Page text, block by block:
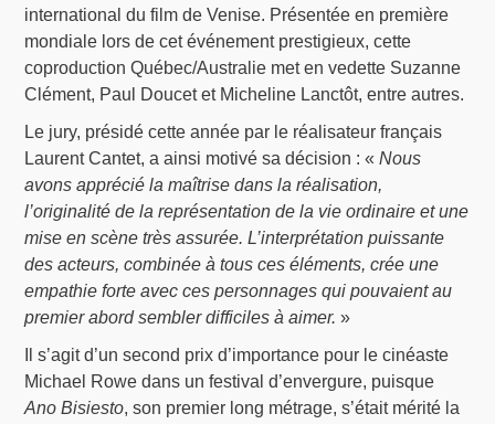
international du film de Venise. Présentée en première
mondiale lors de cet événement prestigieux, cette
coproduction Québec/Australie met en vedette Suzanne
Clément, Paul Doucet et Micheline Lanctôt, entre autres.
Le jury, présidé cette année par le réalisateur français
Laurent Cantet, a ainsi motivé sa décision : «Nous
avons apprécié la maîtrise dans la réalisation,
l’originalité de la représentation de la vie ordinaire et une
mise en scène très assurée. L’interprétation puissante
des acteurs, combinée à tous ces éléments, crée une
empathie forte avec ces personnages qui pouvaient au
premier abord sembler difficiles à aimer. »
Il s’agit d’un second prix d’importance pour le cinéaste
Michael Rowe dans un festival d’envergure, puisque
Ano Bisiesto, son premier long métrage, s’était mérité la